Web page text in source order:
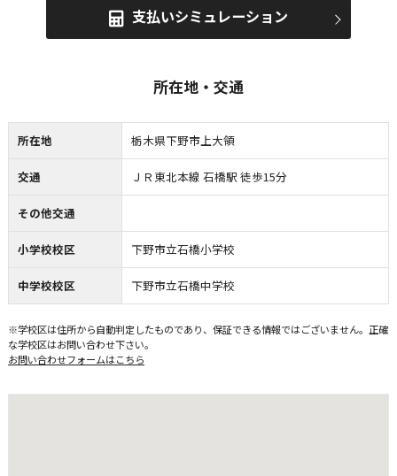
支払いシミュレーション
所在地・交通
所在地 栃木県下野市上大領
交通 ＪＲ東北本線 石橋駅 徒歩15分
その他交通
小学校校区 下野市立石橋小学校
中学校校区 下野市立石橋中学校
※学校区は住所から自動判定したものであり、保証できる情報ではございません。正確
な学校区はお問い合わせ下さい。
お問い合わせフォームはこちら